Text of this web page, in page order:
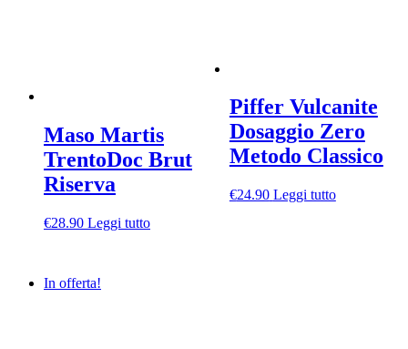
Maso Martis
TrentoDoc Brut
Riserva
€28.90 Leggi tutto
Piffer Vulcanite
Dosaggio Zero
Metodo Classico
€24.90 Leggi tutto
In offerta!